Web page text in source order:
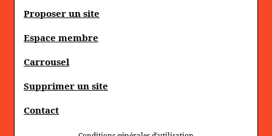
Proposer un site
Espace membre
Carrousel
Supprimer un site
Contact